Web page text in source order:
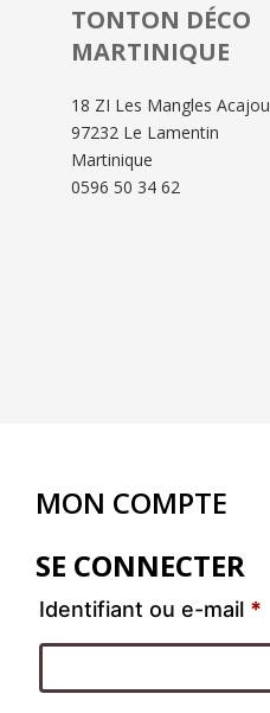
TONTON DÉCO
MARTINIQUE
18 ZI Les Mangles Acajou
97232 Le Lamentin
Martinique
0596 50 34 62
MON COMPTE
SE CONNECTER
Identifiant ou e-mail *